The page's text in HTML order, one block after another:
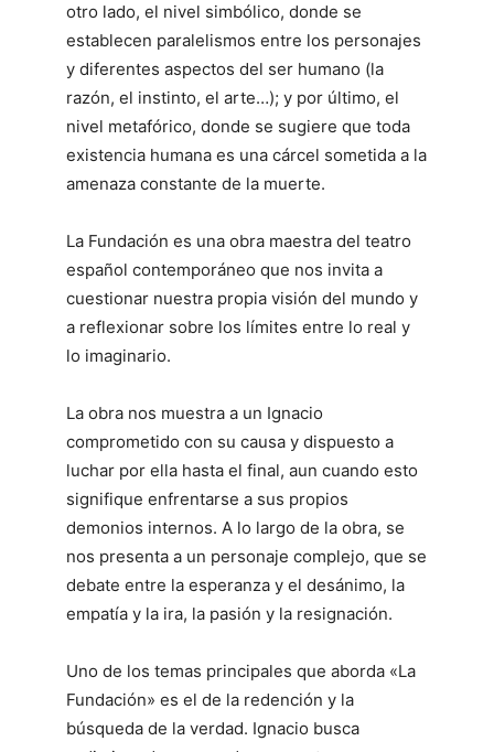
otro lado, el nivel simbólico, donde se
establecen paralelismos entre los personajes
y diferentes aspectos del ser humano (la
razón, el instinto, el arte…); y por último, el
nivel metafórico, donde se sugiere que toda
existencia humana es una cárcel sometida a la
amenaza constante de la muerte.
La Fundación es una obra maestra del teatro
español contemporáneo que nos invita a
cuestionar nuestra propia visión del mundo y
a reflexionar sobre los límites entre lo real y
lo imaginario.
La obra nos muestra a un Ignacio
comprometido con su causa y dispuesto a
luchar por ella hasta el final, aun cuando esto
signifique enfrentarse a sus propios
demonios internos. A lo largo de la obra, se
nos presenta a un personaje complejo, que se
debate entre la esperanza y el desánimo, la
empatía y la ira, la pasión y la resignación.
Uno de los temas principales que aborda «La
Fundación» es el de la redención y la
búsqueda de la verdad. Ignacio busca